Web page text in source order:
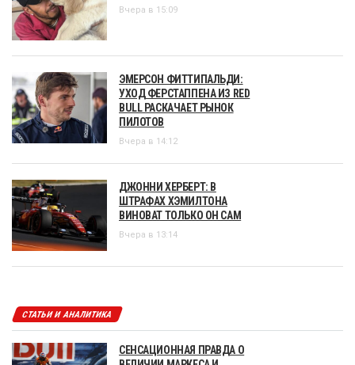
Вчера в 15:09
ЭМЕРСОН ФИТТИПАЛЬДИ:
УХОД ФЕРСТАППЕНА ИЗ RED
BULL РАСКАЧАЕТ РЫНОК
ПИЛОТОВ
Вчера в 14:12
ДЖОННИ ХЕРБЕРТ: В
ШТРАФАХ ХЭМИЛТОНА
ВИНОВАТ ТОЛЬКО ОН САМ
Вчера в 13:14
СТАТЬИ И АНАЛИТИКА
СЕНСАЦИОННАЯ ПРАВДА О